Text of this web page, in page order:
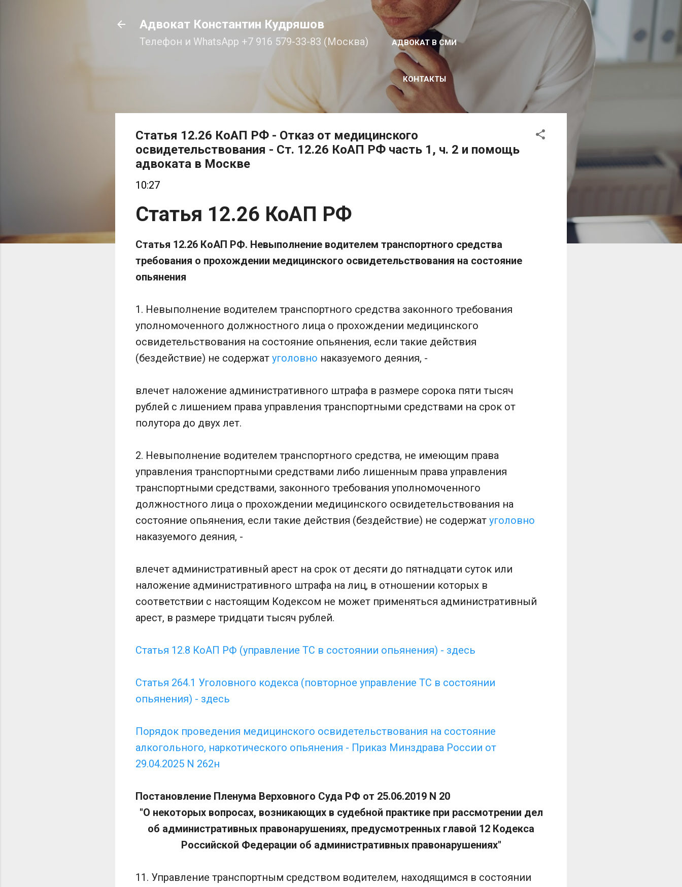
К основному контенту
Адвокат Константин Кудряшов
Телефон и WhatsApp +7 916 579-33-83 (Москва) АДВОКАТ В СМИ
КОНТАКТЫ
Статья 12.26 КоАП РФ - Отказ от медицинского
освидетельствования - Ст. 12.26 КоАП РФ часть 1, ч. 2 и помощь
адвоката в Москве
10:27
Статья 12.26 КоАП РФ
Статья 12.26 КоАП РФ. Невыполнение водителем транспортного средства
требования о прохождении медицинского освидетельствования на состояние
опьянения
1. Невыполнение водителем транспортного средства законного требования
уполномоченного должностного лица о прохождении медицинского
освидетельствования на состояние опьянения, если такие действия
(бездействие) не содержат уголовно наказуемого деяния, -
влечет наложение административного штрафа в размере сорока пяти тысяч
рублей с лишением права управления транспортными средствами на срок от
полутора до двух лет.
2. Невыполнение водителем транспортного средства, не имеющим права
управления транспортными средствами либо лишенным права управления
транспортными средствами, законного требования уполномоченного
должностного лица о прохождении медицинского освидетельствования на
состояние опьянения, если такие действия (бездействие) не содержат уголовно
наказуемого деяния, -
влечет административный арест на срок от десяти до пятнадцати суток или
наложение административного штрафа на лиц, в отношении которых в
соответствии с настоящим Кодексом не может применяться административный
арест, в размере тридцати тысяч рублей.
Статья 12.8 КоАП РФ (управление ТС в состоянии опьянения) - здесь
Статья 264.1 Уголовного кодекса (повторное управление ТС в состоянии
опьянения) - здесь
Порядок проведения медицинского освидетельствования на состояние
алкогольного, наркотического опьянения - Приказ Минздрава России от
29.04.2025 N 262н
Постановление Пленума Верховного Суда РФ от 25.06.2019 N 20
"О некоторых вопросах, возникающих в судебной практике при рассмотрении дел
об административных правонарушениях, предусмотренных главой 12 Кодекса
Российской Федерации об административных правонарушениях"
11. Управление транспортным средством водителем, находящимся в состоянии